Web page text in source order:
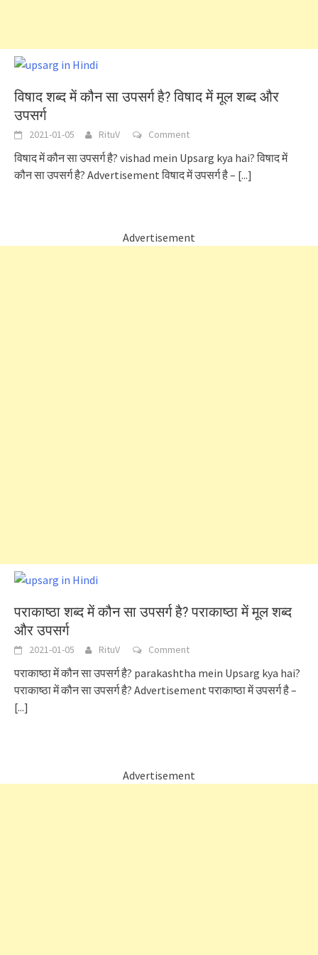
विषाद शब्द में कौन सा उपसर्ग है? विषाद में मूल शब्द और
उपसर्ग
2021-01-05 RituV Comment
विषाद में कौन सा उपसर्ग है? vishad mein Upsarg kya hai? विषाद में
कौन सा उपसर्ग है? Advertisement विषाद में उपसर्ग है – [...]
Advertisement
पराकाष्ठा शब्द में कौन सा उपसर्ग है? पराकाष्ठा में मूल शब्द
और उपसर्ग
2021-01-05 RituV Comment
पराकाष्ठा में कौन सा उपसर्ग है? parakashtha mein Upsarg kya hai?
पराकाष्ठा में कौन सा उपसर्ग है? Advertisement पराकाष्ठा में उपसर्ग है –
[...]
Advertisement